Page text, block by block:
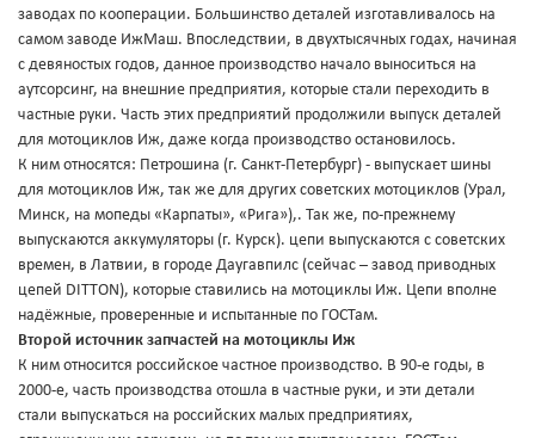
заводах по кооперации. Большинство деталей изготавливалось на
самом заводе ИжМаш. Впоследствии, в двухтысячных годах, начиная
с девяностых годов, данное производство начало выноситься на
аутсорсинг, на внешние предприятия, которые стали переходить в
частные руки. Часть этих предприятий продолжили выпуск деталей
для мотоциклов Иж, даже когда производство остановилось.
К ним относятся: Петрошина (г. Санкт-Петербург) - выпускает шины
для мотоциклов Иж, так же для других советских мотоциклов (Урал,
Минск, на мопеды «Карпаты», «Рига»),. Так же, по-прежнему
выпускаются аккумуляторы (г. Курск). цепи выпускаются с советских
времен, в Латвии, в городе Даугавпилс (сейчас – завод приводных
цепей DITTON), которые ставились на мотоциклы Иж. Цепи вполне
надёжные, проверенные и испытанные по ГОСТам.
Второй источник запчастей на мотоциклы Иж
К ним относится российское частное производство. В 90-е годы, в
2000-е, часть производства отошла в частные руки, и эти детали
стали выпускаться на российских малых предприятиях,